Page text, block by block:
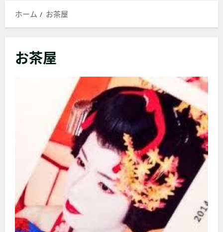
ン
ー
ホーム お茶屋
お茶屋